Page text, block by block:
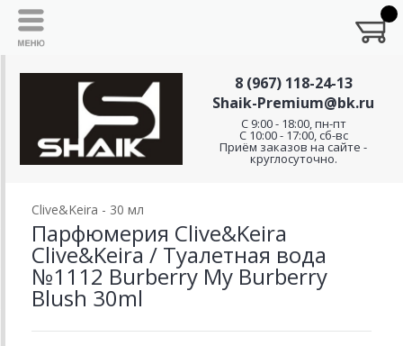
8 (967) 118-24-13
Shaik-Premium@bk.ru
C 9:00 - 18:00, пн-пт
С 10:00 - 17:00, сб-вс
Приём заказов на сайте -
круглосуточно.
Clive&Keira - 30 мл
Парфюмерия Clive&Keira
Clive&Keira / Туалетная вода
№1112 Burberry My Burberry
Blush 30ml